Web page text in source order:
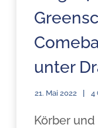
unter
21. Mai 2022 4
Körber